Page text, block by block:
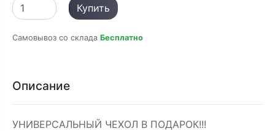
Купить
Самовывоз со склада Бесплатно
Описание
УНИВЕРСАЛЬНЫЙ ЧЕХОЛ В ПОДАРОК!!!